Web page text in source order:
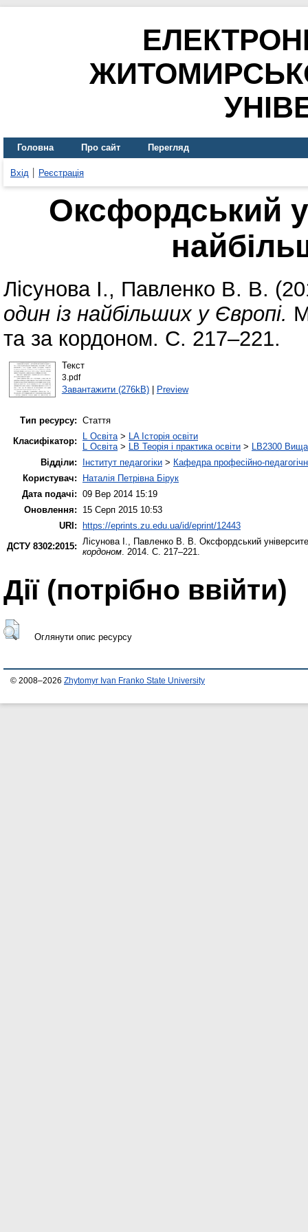
Головна Про сайт Перегляд
Вхід Реєстрація
Оксфордський
Лісунова І., Павленко В. В.
один із найбільших у Європі.
та за кордоном. С. 217–221.
Текст
3.pdf
Завантажити (276kB)| Preview
Тип ресурсу: Стаття
Класифікатор:
L Освіта> LA Історія освіти
L Освіта> LB Теорія і практика освіти > LB2300 Вища
Відділи:
Інститут педагогіки > Кафедра професійно-
Користувач:
Наталія Петрівна Бірук
Дата подачі: 09 Вер 2014 15:19
Оновлення:
15 Серп 2015 10:53
URI:
https://eprints.zu.edu.ua/id/eprint/12443
ДСТУ 8302:2015: Лісунова І., Павленко В. В. Оксфордський
кордоном. 2014. С. 217–221.
Дії ​​(потрібно ввійти)
Оглянути опис ресурсу
© 2008–2026 Zhytomyr Ivan Franko State University